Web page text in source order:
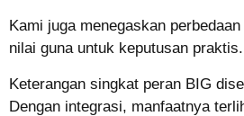
Kami juga menegaskan
nilai guna untuk keputusan praktis.
Keterangan singkat peran BIG
Dengan integrasi, manfaatnya